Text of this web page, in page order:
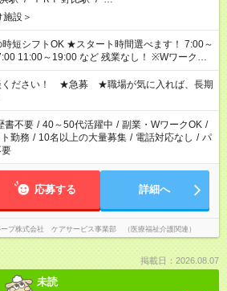
施設＞
タート時間選べます！ 7:00～
～19:00 など 残業なし！ ※Wワークの
と合わせ週40時間超の就業はご案内できませ
、週20時間以上勤務は社会保険への加入対象
者派遣法（日雇い派遣の原則禁止）により、
就業はご案内が難しい場合があります
ください！ ★急募 ★職場が気に入れば、長期
書不要 / 40～50代活躍中 / 副業・WワークOK /
勤務 / 10名以上の大量募集 / 電話対応なし / パ
要
応募する 詳細へ
ープ株式会社 ケアサービス事業部 （医療福祉介護関連）
掲載日：2026.08.07
未読